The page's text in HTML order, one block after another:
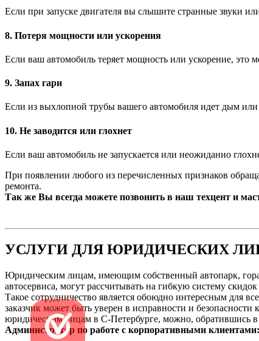
Если при запуске двигателя вы слышите странные звуки
8. Потеря мощности или ускорения
Если ваш автомобиль теряет мощность или ускорение, это
9. Запах гари
Если из выхлопной трубы вашего автомобиля идет дым
10. Не заводится или глохнет
Если ваш автомобиль не запускается или неожиданно
При появлении любого из перечисленных признаков
ремонта.
Так же Вы всегда можете позвонить в наш техцент и
УСЛУГИ ДЛЯ ЮРИДИЧЕСКИХ
Юридическим лицам, имеющим собственный автопарк,
автосервиса, могут рассчитывать на гибкую систему
Такое сотрудничество является обоюдно интересным для
заказчик может быть уверен в исправности и
юридическим лицам в С-Петербурге, можно, обратившись в
Администратор по работе с корпоративными клиентами: